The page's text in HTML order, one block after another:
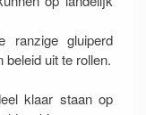
ranzige gluiperd
uit te rollen.
klaar staan op